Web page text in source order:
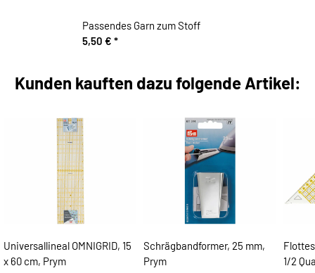
Passendes Garn zum Stoff
5,50 € *
Kunden kauften dazu folgende Artikel:
Universallineal OMNIGRID, 15
x 60 cm, Prym
Schrägbandformer, 25 mm,
Prym
1/2